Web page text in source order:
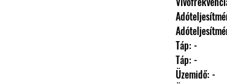
                Táp: -
                Táp: -
                Üzemidő: -